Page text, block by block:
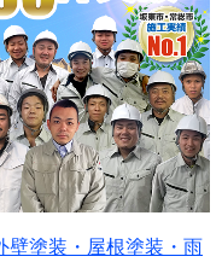
壁塗装・屋根塗装・雨